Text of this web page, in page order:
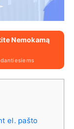
Nemokamą
el. pašto